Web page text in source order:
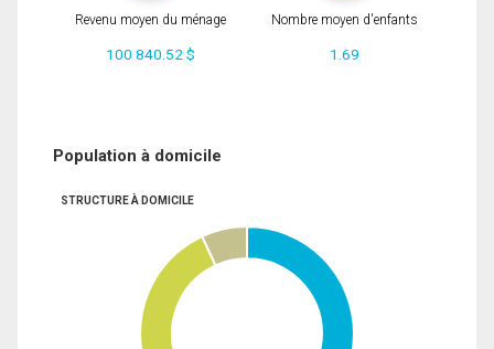
Revenu moyen du ménage
100 840.52 $
Nombre moyen d'enfants
1.69
Population à domicile
STRUCTURE À DOMICILE